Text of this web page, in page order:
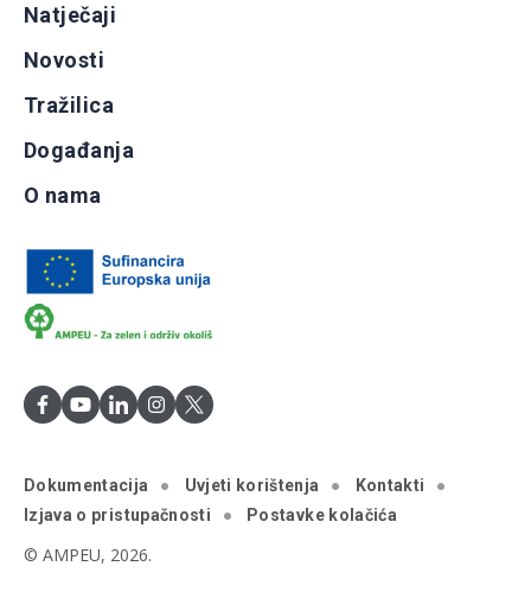
Natječaji
Novosti
Tražilica
Događanja
O nama
Dokumentacija Uvjeti korištenja
Kontakti
Izjava o pristupačnosti
Postavke kolačića
© AMPEU, 2026.